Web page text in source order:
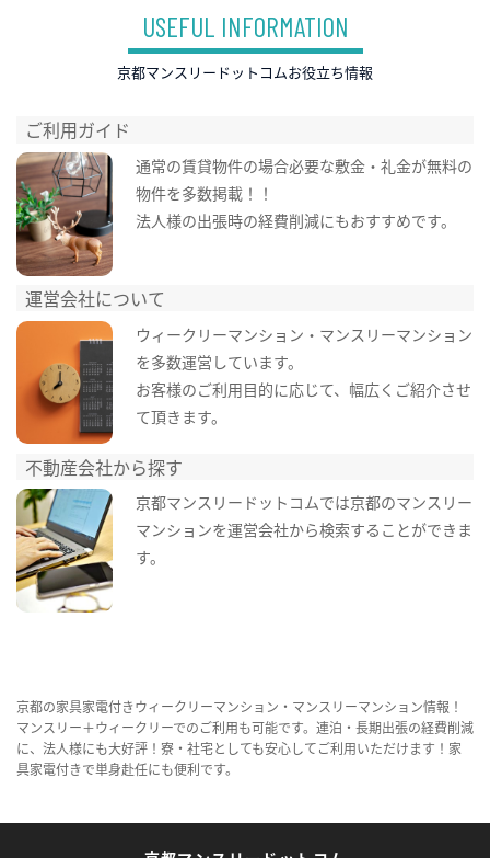
USEFUL INFORMATION
京都マンスリードットコムお役立ち情報
ご利用ガイド
通常の賃貸物件の場合必要な敷金・礼金が無料の
物件を多数掲載！！
法人様の出張時の経費削減にもおすすめです。
運営会社について
ウィークリーマンション・マンスリーマンション
を多数運営しています。
お客様のご利用目的に応じて、幅広くご紹介させ
て頂きます。
不動産会社から探す
京都マンスリードットコムでは京都のマンスリー
マンションを運営会社から検索することができま
す。
京都の家具家電付きウィークリーマンション・マンスリーマンション情報！
マンスリー＋ウィークリーでのご利用も可能です。連泊・長期出張の経費削減
に、法人様にも大好評！寮・社宅としても安心してご利用いただけます！家
具家電付きで単身赴任にも便利です。